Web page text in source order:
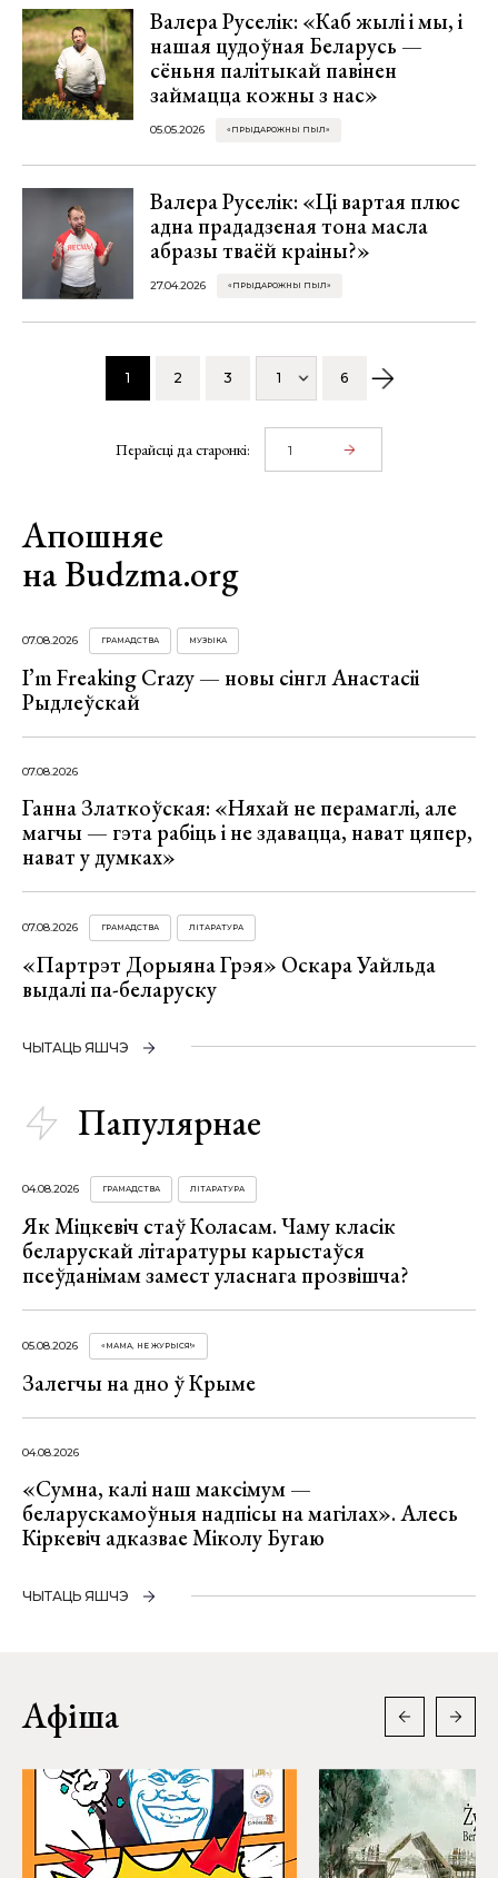
Валера Руселік: «Каб жылі і мы, і
нашая цудоўная Беларусь —
сёньня палітыкай павінен
займацца кожны з нас»
05.05.2026 «ПРЫДАРОЖНЫ ПЫЛ»
Валера Руселік: «Ці вартая плюс
адна прададзеная тона масла
абразы тваёй краіны?»
27.04.2026 «ПРЫДАРОЖНЫ ПЫЛ»
1 2 3 1 6
Перайсці да старонкі:
Апошняе
на Budzma.org
07.08.2026 ГРАМАДСТВА МУЗЫКА
I’m Freaking Crazy — новы сінгл Анастасіі
Рыдлеўскай
07.08.2026
Ганна Златкоўская: «Няхай не перамаглі, але
магчы — гэта рабіць і не здавацца, нават цяпер,
нават у думках»
07.08.2026 ГРАМАДСТВА ЛІТАРАТУРА
«Партрэт Дорыяна Грэя» Оскара Уайльда
выдалі па-беларуску
ЧЫТАЦЬ ЯШЧЭ
Папулярнае
04.08.2026 ГРАМАДСТВА ЛІТАРАТУРА
Як Міцкевіч стаў Коласам. Чаму класік
беларускай літаратуры карыстаўся
псеўданімам замест уласнага прозвішча?
05.08.2026 «МАМА, НЕ ЖУРЫСЯ!»
Залегчы на дно ў Крыме
04.08.2026
«Сумна, калі наш максімум —
беларускамоўныя надпісы на магілах». Алесь
Кіркевіч адказвае Міколу Бугаю
ЧЫТАЦЬ ЯШЧЭ
Афіша